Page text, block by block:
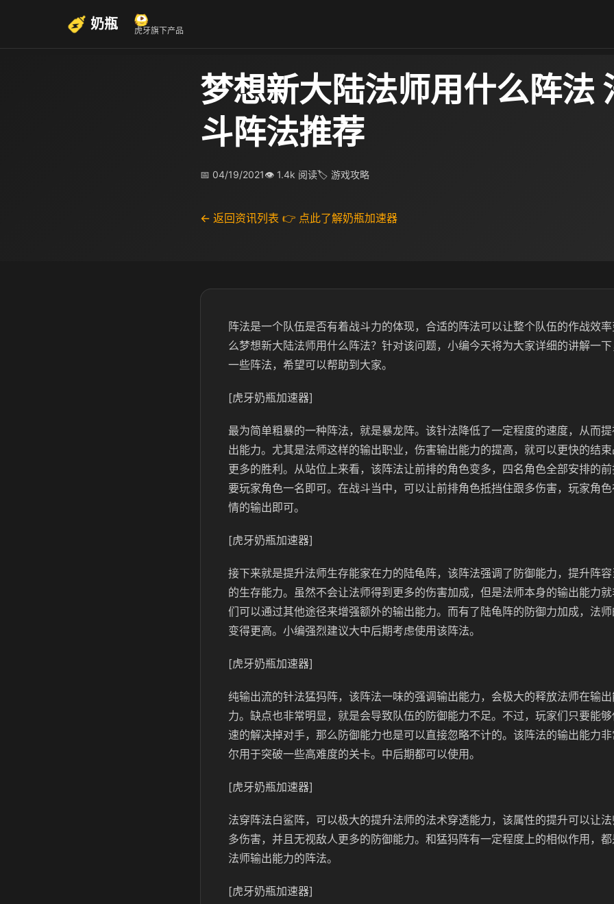
奶瓶 虎牙旗下产品
梦想新大陆法师用什么阵法
斗阵法推荐
📅 04/19/2021👁 1.4k 阅读🏷 游戏攻略
← 返回资讯列表 👉 点此了解奶瓶加速器
阵法是一个队伍是否有着战斗力的体现，合适的阵法可以让整个队伍的作战效
么梦想新大陆法师用什么阵法？针对该问题，小编今天将为大家详细的讲解一
一些阵法，希望可以帮助到大家。
[虎牙奶瓶加速器]
最为简单粗暴的一种阵法，就是暴龙阵。该针法降低了一定程度的速度，从而
出能力。尤其是法师这样的输出职业，伤害输出能力的提高，就可以更快的结
更多的胜利。从站位上来看，该阵法让前排的角色变多，四名角色全部安排的
要玩家角色一名即可。在战斗当中，可以让前排角色抵挡住跟多伤害，玩家角
情的输出即可。
[虎牙奶瓶加速器]
接下来就是提升法师生存能家在力的陆龟阵，该阵法强调了防御能力，提升阵
的生存能力。虽然不会让法师得到更多的伤害加成，但是法师本身的输出能力
们可以通过其他途径来增强额外的输出能力。而有了陆龟阵的防御力加成，法
变得更高。小编强烈建议大中后期考虑使用该阵法。
[虎牙奶瓶加速器]
纯输出流的针法猛犸阵，该阵法一味的强调输出能力，会极大的释放法师在输
力。缺点也非常明显，就是会导致队伍的防御能力不足。不过，玩家们只要能
速的解决掉对手，那么防御能力也是可以直接忽略不计的。该阵法的输出能力
尔用于突破一些高难度的关卡。中后期都可以使用。
[虎牙奶瓶加速器]
法穿阵法白鲨阵，可以极大的提升法师的法术穿透能力，该属性的提升可以让
多伤害，并且无视敌人更多的防御能力。和猛犸阵有一定程度上的相似作用，
法师输出能力的阵法。
[虎牙奶瓶加速器]